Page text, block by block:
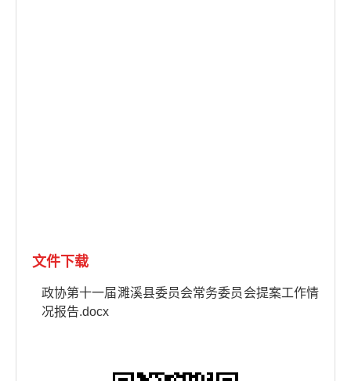
文件下载
政协第十一届濉溪县委员会常务委员会提案工作情
况报告.docx